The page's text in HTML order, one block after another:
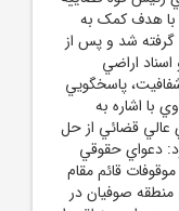
هدف کمک به
گرفته شد و پس از
حل و اسناد اراضي
پاسخگويي
با اشاره به
عالي قضائي از حل
دعواي حقوقي
قائم مقام
صوفيان در